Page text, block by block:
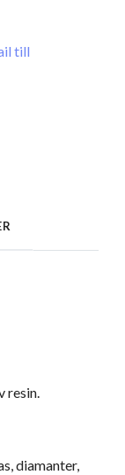
till
resin.
diamanter,